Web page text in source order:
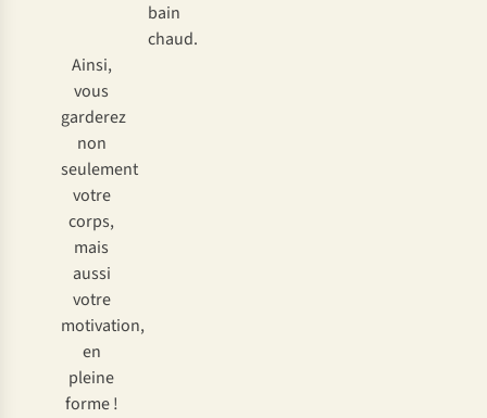
bain
chaud.
Ainsi,
vous
garderez
non
seulement
votre
corps,
mais
aussi
votre
motivation,
en
pleine
forme !